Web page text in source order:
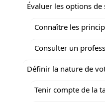
Évaluer les options
Connaître les
Consulter un
Définir la nature de
Tenir compte de la